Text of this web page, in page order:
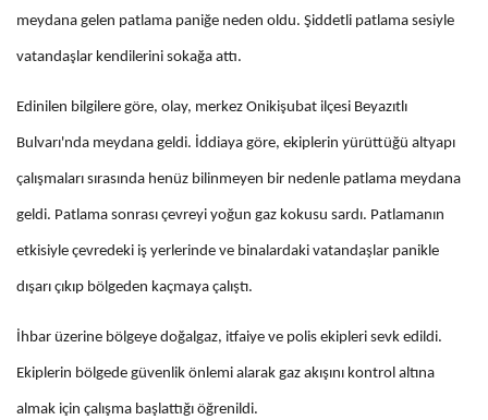
meydana gelen patlama paniğe neden oldu. Şiddetli patlama sesiyle
vatandaşlar kendilerini sokağa attı.
Edinilen bilgilere göre, olay, merkez Onikişubat ilçesi Beyazıtlı
Bulvarı'nda meydana geldi. İddiaya göre, ekiplerin yürüttüğü altyapı
çalışmaları sırasında henüz bilinmeyen bir nedenle patlama meydana
geldi. Patlama sonrası çevreyi yoğun gaz kokusu sardı. Patlamanın
etkisiyle çevredeki iş yerlerinde ve binalardaki vatandaşlar panikle
dışarı çıkıp bölgeden kaçmaya çalıştı.
İhbar üzerine bölgeye doğalgaz, itfaiye ve polis ekipleri sevk edildi.
Ekiplerin bölgede güvenlik önlemi alarak gaz akışını kontrol altına
almak için çalışma başlattığı öğrenildi.